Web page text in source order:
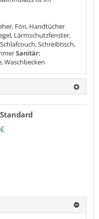
Fön, Handtücher
Lärmschutzfenster,
Schreibtisch,
Sanitär:
Waschbecken